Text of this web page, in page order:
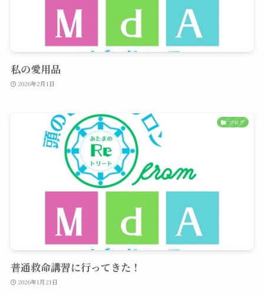
私の愛用品
2026年2月1日
ブログ
普通救命講習に行ってきた！
2026年1月21日